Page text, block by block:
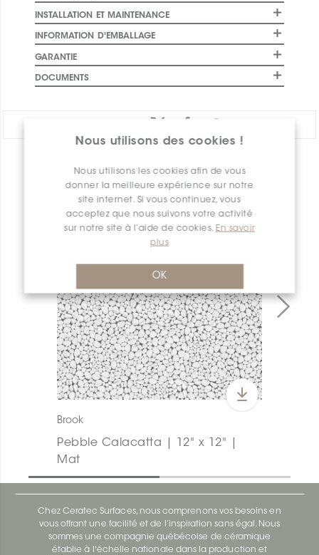
Nous utilisons des cookies !
Nous utilisons les cookies afin de vous
donner la meilleure expérience sur notre
site internet. Si vous continuez, vous
acceptez que nous suivons votre activité
sur notre site à l’aide de cookies. En savoir
plus
OK
INSTALLATION ET MAINTENANCE
INFORMATION D'EMBALLAGE
GARANTIE
DOCUMENTS
APERÇU DES PRODUITS
Brook
Pebble Calacatta | 12" x 12" |
Mat
Chez Ceratec Surfaces, nous comprenons vos besoins en
vous offrant une facilité et de l’inspiration sans égal. Nous
sommes une compagnie québécoise de céramique
établie à l'échelle nationale dans la production et